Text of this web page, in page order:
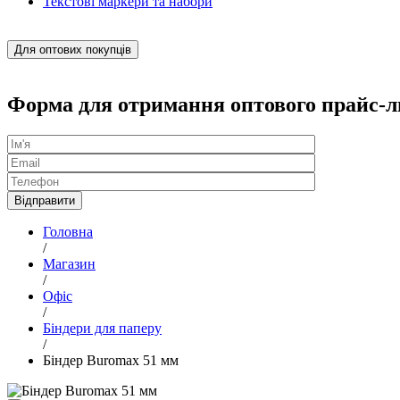
Для оптових покупців
Форма для отримання оптового прайс-
Головна
/
Магазин
/
Офіс
/
Біндери для паперу
/
Біндер Buromax 51 мм